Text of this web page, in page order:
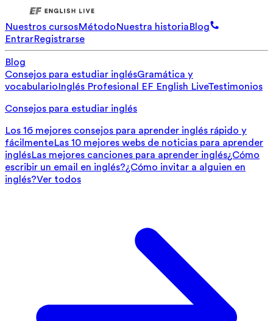
Nuestros cursosMétodoNuestra historiaBlog
EntrarRegistrarse
Blog
Consejos para estudiar inglésGramática y
vocabularioInglés Profesional EF English LiveTestimonios
Consejos para estudiar inglés
Los 16 mejores consejos para aprender inglés rápido y
fácilmenteLas 10 mejores webs de noticias para aprender
inglésLas mejores canciones para aprender inglés¿Cómo
escribir un email en inglés?¿Cómo invitar a alguien en
inglés?Ver todos